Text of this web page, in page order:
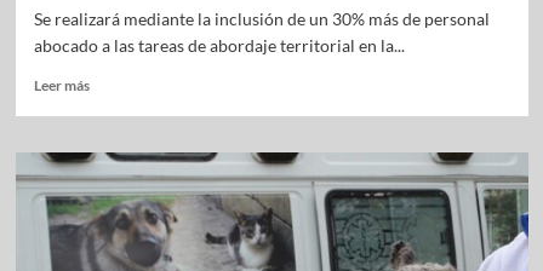
Se realizará mediante la inclusión de un 30% más de personal
abocado a las tareas de abordaje territorial en la...
Leer más